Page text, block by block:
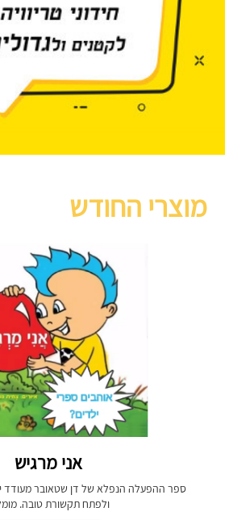
מוצרי החודש
אני מרגיש
ספר ההפעלה הנפלא של דן שטאובר מעודד
ולפתח תקשורת טובה.